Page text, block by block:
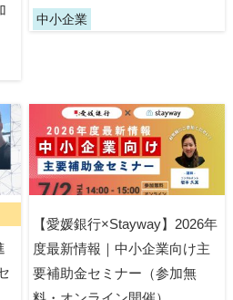
中小企業
【愛媛銀行×Stayway】2026年
度最新情報｜中小企業向け主
要補助金セミナー（参加無